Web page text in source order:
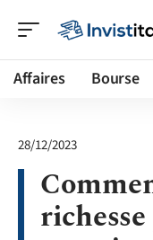
Affaires Bourse
28/12/2023